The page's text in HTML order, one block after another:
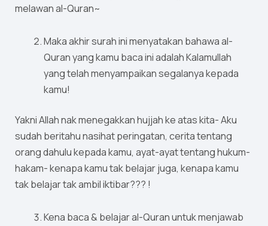
melawan al-Quran~
Maka akhir surah ini menyatakan bahawa al-
Quran yang kamu baca ini adalah Kalamullah
yang telah menyampaikan segalanya kepada
kamu!
Yakni Allah nak menegakkan hujjah ke atas kita- Aku
sudah beritahu nasihat peringatan, cerita tentang
orang dahulu kepada kamu, ayat-ayat tentang hukum-
hakam- kenapa kamu tak belajar juga, kenapa kamu
tak belajar tak ambil iktibar??? !
Kena baca & belajar al-Quran untuk menjawab